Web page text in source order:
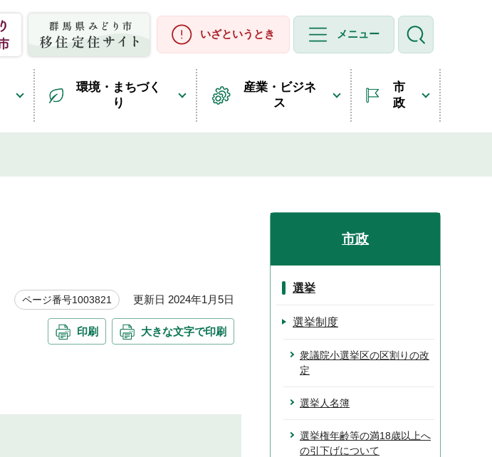
いざというとき メニュー
環境・まちづく
り
産業・ビジネ
ス
市
政
ページ番号1003821 更新日 2024年1月5日
印刷 大きな文字で印刷
市政
選挙
選挙制度
衆議院小選挙区の区割りの改
定
選挙人名簿
選挙権年齢等の満18歳以上へ
の引下げについて